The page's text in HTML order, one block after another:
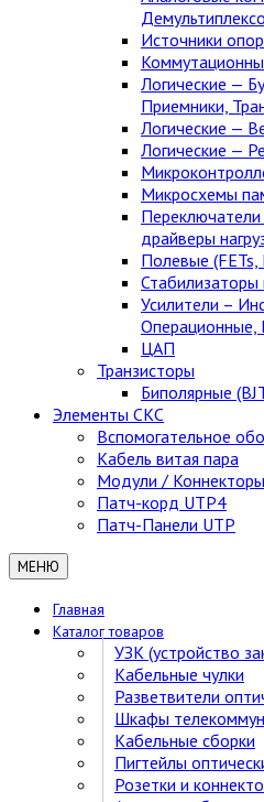
Источники
Логические —
Приемники,
Логические —
Логические —
Микросхемы
Переключатели
драйверы
Полевые (FETs,
Стабилизаторы
Усилители –
Операционные,
ЦАП
Транзисторы
Биполярные
Элементы СКС
Вспомогательное
Кабель витая пара
Модули / Коннекторы
Патч-корд UTP4
Патч-Панели UTP
МЕНЮ
Главная
Каталог товаров
УЗК (устройство
Кабельные чулки
Разветвители
Шкафы
Кабельные сборки
Пигтейлы
Розетки и